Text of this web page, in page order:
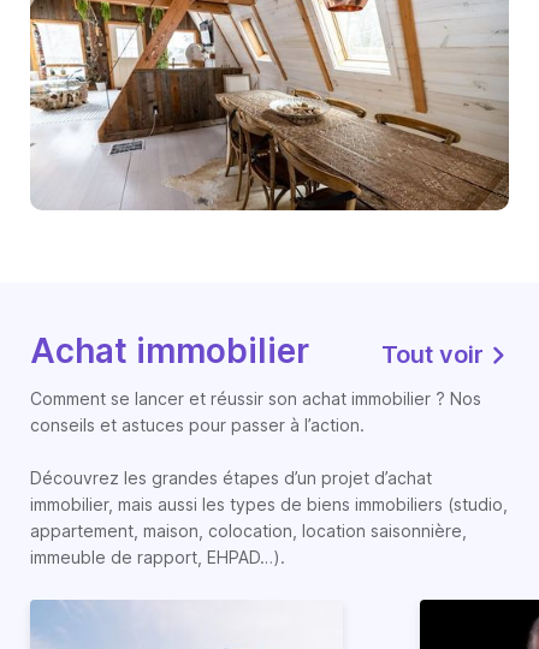
Achat immobilier Tout voir
Comment se lancer et réussir son achat immobilier ? Nos
conseils et astuces pour passer à l’action.
Découvrez les grandes étapes d’un projet d’achat
immobilier, mais aussi les types de biens immobiliers (studio,
appartement, maison, colocation, location saisonnière,
immeuble de rapport, EHPAD…).